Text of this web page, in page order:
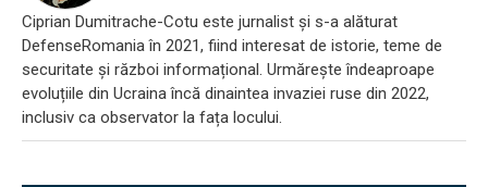
Ciprian Dumitrache-Cotu este jurnalist și s-a alăturat
DefenseRomania în 2021, fiind interesat de istorie, teme de
securitate și război informațional. Urmărește îndeaproape
evoluțiile din Ucraina încă dinaintea invaziei ruse din 2022,
inclusiv ca observator la fața locului.